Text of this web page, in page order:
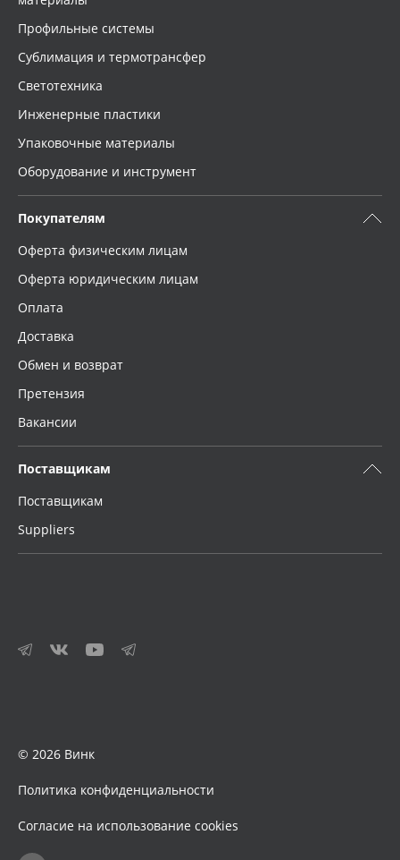
Профильные системы
Сублимация и термотрансфер
Светотехника
Инженерные пластики
Упаковочные материалы
Оборудование и инструмент
Покупателям
Оферта физическим лицам
Оферта юридическим лицам
Оплата
Доставка
Обмен и возврат
Претензия
Вакансии
Поставщикам
Поставщикам
Suppliers
© 2026 Винк
Политика конфиденциальности
Согласие на использование cookies